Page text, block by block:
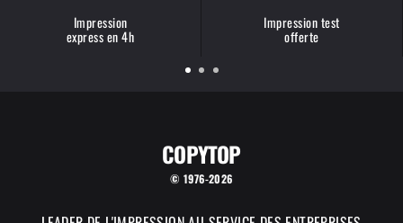
Impression
express en 4h
Impression test
offerte
COPYTOP
© 1976-2026